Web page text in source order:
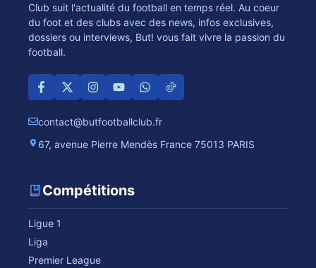
Club suit l'actualité du football en temps réel. Au coeur
du foot et des clubs avec des news, infos exclusives,
dossiers ou interviews, But! vous fait vivre la passion du
football.
contact@butfootballclub.fr
67, avenue Pierre Mendès France 75013 PARIS
Compétitions
Ligue 1
Liga
Premier League